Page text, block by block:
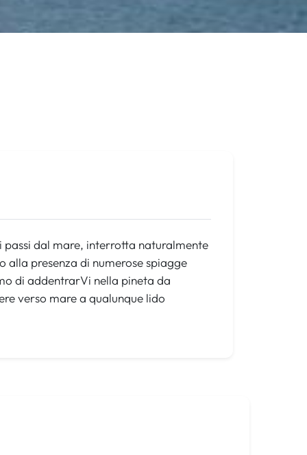
passi dal mare, interrotta naturalmente
presenza di numerose spiagge
di addentrarVi nella pineta da
verso mare a qualunque lido